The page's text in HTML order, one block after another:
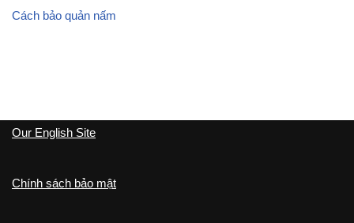
Cách bảo quản nấm
Our English Site
Chính sách bảo mật